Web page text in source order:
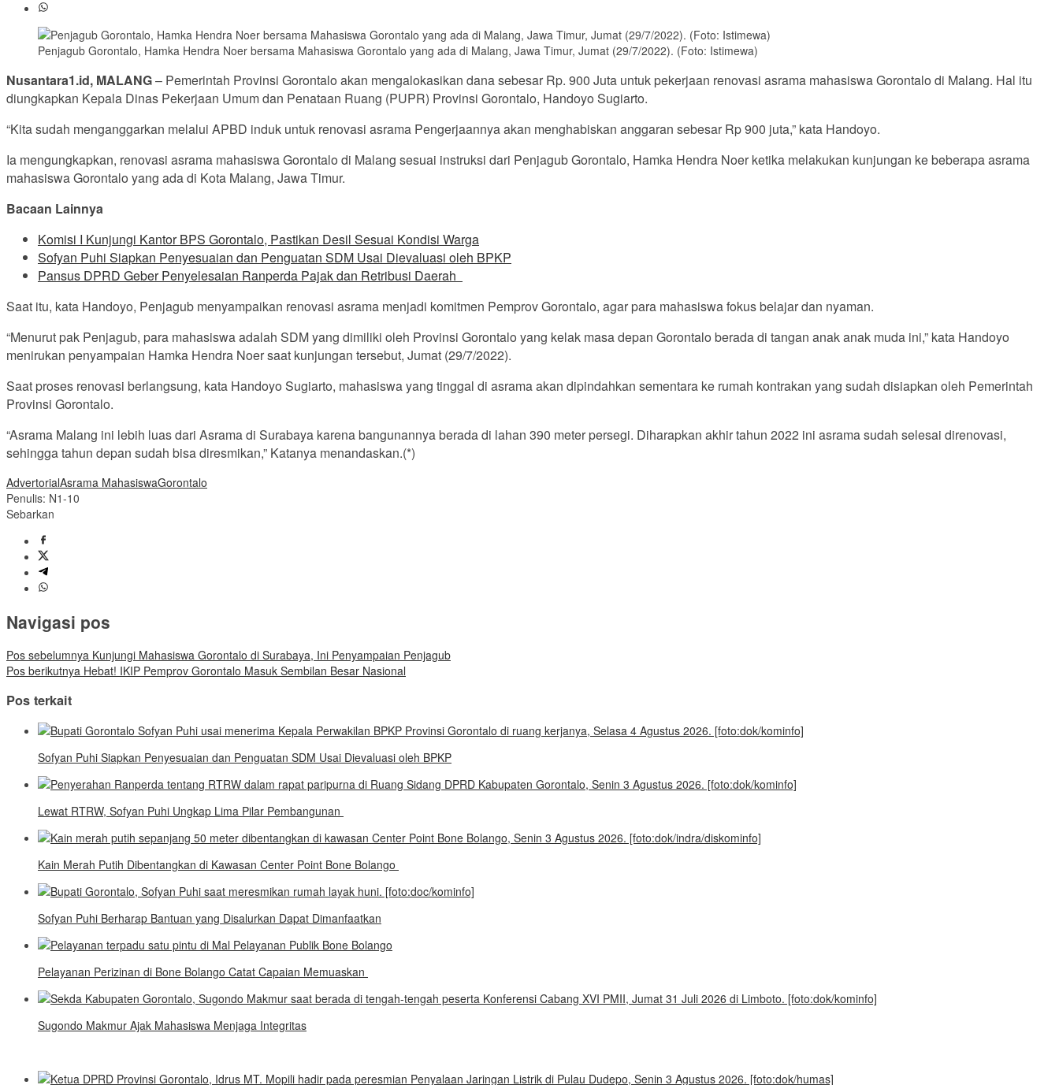
Penjagub Gorontalo, Hamka Hendra Noer bersama Mahasiswa Gorontalo yang ada di Malang, Jawa Timur, Jumat (29/7/2022). (Foto: Istimewa)
Nusantara1.id, MALANG– Pemerintah Provinsi Gorontalo akan mengalokasikan dana sebesar Rp. 900 Juta untuk pekerjaan renovasi asrama mahasiswa Gorontalo di Malang. Hal itu
diungkapkan Kepala Dinas Pekerjaan Umum dan Penataan Ruang (PUPR) Provinsi Gorontalo, Handoyo Sugiarto.
“Kita sudah menganggarkan melalui APBD induk untuk renovasi asrama Pengerjaannya akan menghabiskan anggaran sebesar Rp 900 juta,” kata Handoyo.
Ia mengungkapkan, renovasi asrama mahasiswa Gorontalo di Malang sesuai instruksi dari Penjagub Gorontalo, Hamka Hendra Noer ketika melakukan kunjungan ke beberapa asrama
mahasiswa Gorontalo yang ada di Kota Malang, Jawa Timur.
Bacaan Lainnya
Komisi I Kunjungi Kantor BPS Gorontalo, Pastikan Desil Sesuai Kondisi Warga
Sofyan Puhi Siapkan Penyesuaian dan Penguatan SDM Usai Dievaluasi oleh BPKP
Pansus DPRD Geber Penyelesaian Ranperda Pajak dan Retribusi Daerah
Saat itu, kata Handoyo, Penjagub menyampaikan renovasi asrama menjadi komitmen Pemprov Gorontalo, agar para mahasiswa fokus belajar dan nyaman.
“Menurut pak Penjagub, para mahasiswa adalah SDM yang dimiliki oleh Provinsi Gorontalo yang kelak masa depan Gorontalo berada di tangan anak anak muda ini,” kata Handoyo
menirukan penyampaian Hamka Hendra Noer saat kunjungan tersebut, Jumat (29/7/2022).
Saat proses renovasi berlangsung, kata Handoyo Sugiarto, mahasiswa yang tinggal di asrama akan dipindahkan sementara ke rumah kontrakan yang sudah disiapkan oleh Pemerintah
Provinsi Gorontalo.
“Asrama Malang ini lebih luas dari Asrama di Surabaya karena bangunannya berada di lahan 390 meter persegi. Diharapkan akhir tahun 2022 ini asrama sudah selesai direnovasi,
sehingga tahun depan sudah bisa diresmikan,” Katanya menandaskan.(*)
AdvertorialAsrama MahasiswaGorontalo
Penulis: N1-10
Sebarkan
Navigasi pos
Pos sebelumnya Kunjungi Mahasiswa Gorontalo di Surabaya, Ini Penyampaian Penjagub
Pos berikutnya Hebat! IKIP Pemprov Gorontalo Masuk Sembilan Besar Nasional
Pos terkait
Sofyan Puhi Siapkan Penyesuaian dan Penguatan SDM Usai Dievaluasi oleh BPKP
Lewat RTRW, Sofyan Puhi Ungkap Lima Pilar Pembangunan
Kain Merah Putih Dibentangkan di Kawasan Center Point Bone Bolango
Sofyan Puhi Berharap Bantuan yang Disalurkan Dapat Dimanfaatkan
Pelayanan Perizinan di Bone Bolango Catat Capaian Memuaskan
Sugondo Makmur Ajak Mahasiswa Menjaga Integritas